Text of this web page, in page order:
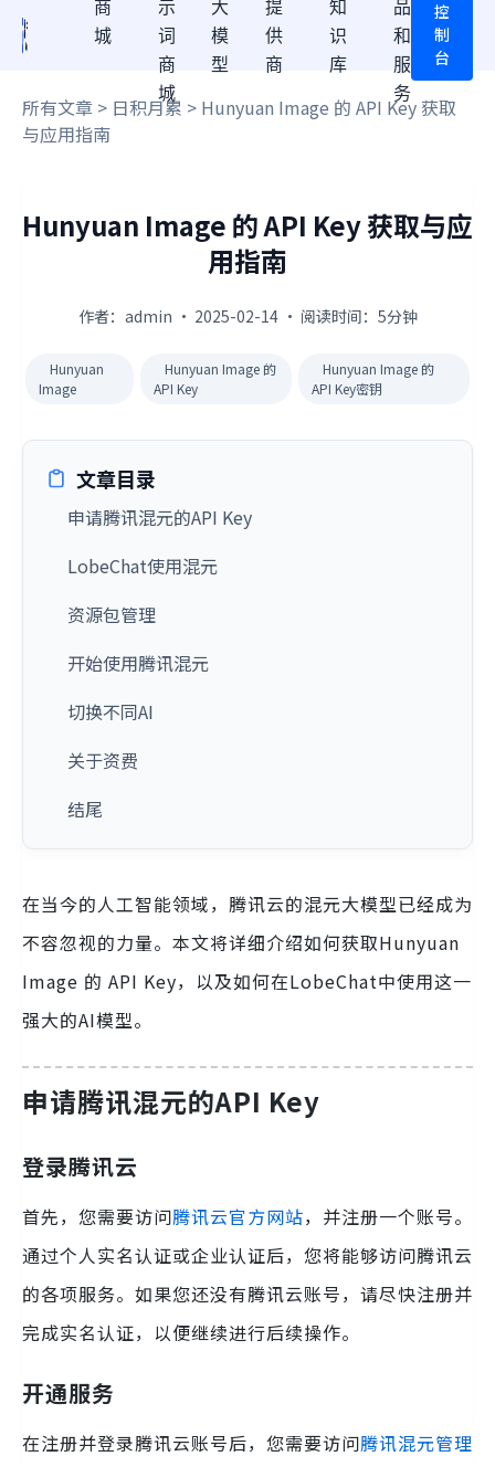
商
城
示
词
商
城
大
模
型
提
供
商
知
识
库
品
和
服
务
控
制
台
所有文章 > 日积月累 > Hunyuan Image 的 API Key 获取
与应用指南
Hunyuan Image 的 API Key 获取与应
用指南
作者：admin · 2025-02-14 · 阅读时间：5分钟
Hunyuan
Image
Hunyuan Image 的
API Key
Hunyuan Image 的
API Key密钥
文章目录
申请腾讯混元的API Key
LobeChat使用混元
资源包管理
开始使用腾讯混元
切换不同AI
关于资费
结尾
在当今的人工智能领域，腾讯云的混元大模型已经成为
不容忽视的力量。本文将详细介绍如何获取Hunyuan
Image 的 API Key，以及如何在LobeChat中使用这一
强大的AI模型。
申请腾讯混元的API Key
登录腾讯云
首先，您需要访问腾讯云官方网站，并注册一个账号。
通过个人实名认证或企业认证后，您将能够访问腾讯云
的各项服务。如果您还没有腾讯云账号，请尽快注册并
完成实名认证，以便继续进行后续操作。
开通服务
在注册并登录腾讯云账号后，您需要访问腾讯混元管理